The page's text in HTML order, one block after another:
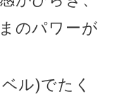
のパワーが
ル)でたく